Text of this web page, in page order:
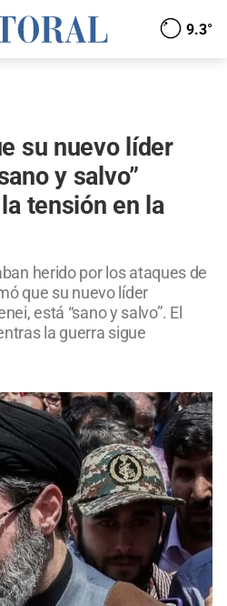
9.3°
su nuevo líder
y salvo”
tensión en la
herido por los ataques de
que su nuevo líder
está “sano y salvo”. El
la guerra sigue